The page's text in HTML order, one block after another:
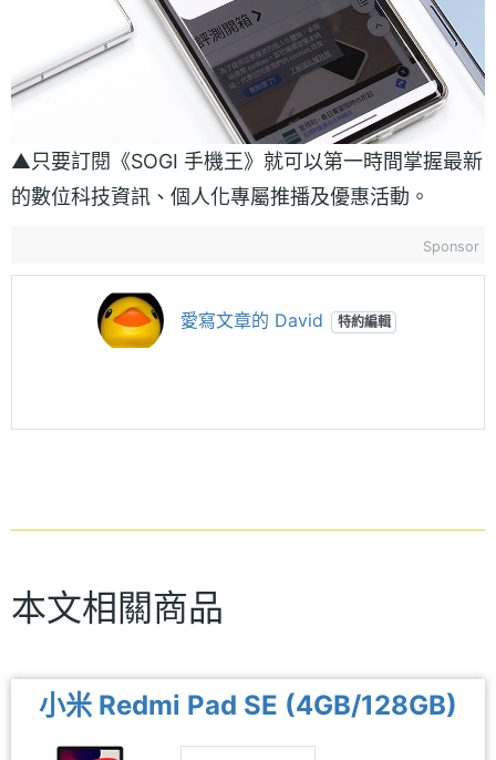
▲只要訂閱《SOGI 手機王》就可以第一時間掌握最新
的數位科技資訊、個人化專屬推播及優惠活動。
Sponsor
愛寫文章的 David 特約編輯
本文相關商品
小米 Redmi Pad SE (4GB/128GB)